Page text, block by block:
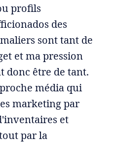
profils
des
sont tant de
et ma pression
donc être de tant.
média qui
marketing par
et
par la